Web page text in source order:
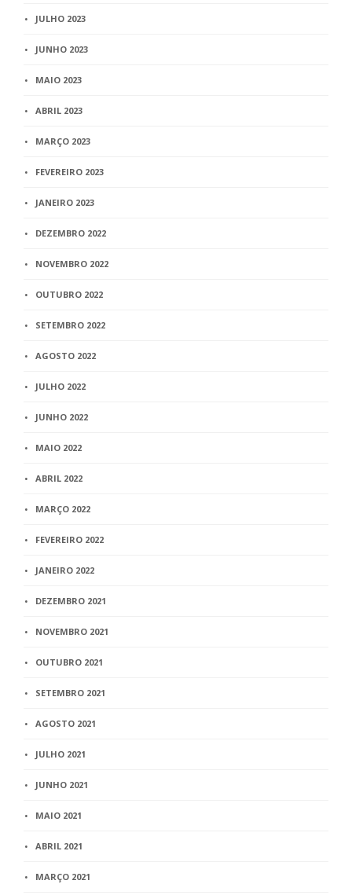
JULHO 2023
JUNHO 2023
MAIO 2023
ABRIL 2023
MARÇO 2023
FEVEREIRO 2023
JANEIRO 2023
DEZEMBRO 2022
NOVEMBRO 2022
OUTUBRO 2022
SETEMBRO 2022
AGOSTO 2022
JULHO 2022
JUNHO 2022
MAIO 2022
ABRIL 2022
MARÇO 2022
FEVEREIRO 2022
JANEIRO 2022
DEZEMBRO 2021
NOVEMBRO 2021
OUTUBRO 2021
SETEMBRO 2021
AGOSTO 2021
JULHO 2021
JUNHO 2021
MAIO 2021
ABRIL 2021
MARÇO 2021